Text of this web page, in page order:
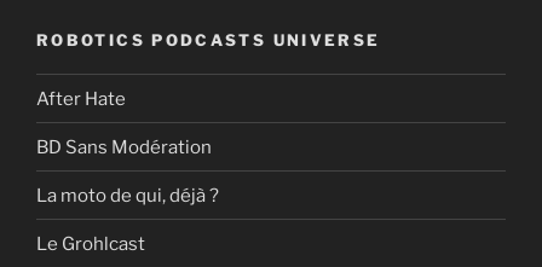
ROBOTICS PODCASTS UNIVERSE
After Hate
BD Sans Modération
La moto de qui, déjà ?
Le Grohlcast